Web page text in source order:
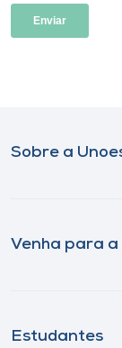
Sobre a
Venha para a
Estudantes